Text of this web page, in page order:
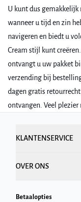
U kunt dus gemakkelijk
wanneer u tijd en zin
navigeren en biedt u
Cream stijl kunt
ontvangt u uw pakket
verzending bij
dagen gratis
ontvangen. Veel plezier
KLANTENSERVICE
OVER ONS
Betaalopties